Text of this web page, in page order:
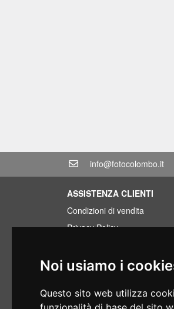
Noi usiamo i
Questo sito web utilizza
info@fotocolombo.it
ASSISTENZA CLIENTI
Condizioni di vendita
Privacy Policy
Condizioni di garanzia
Diritto di recesso